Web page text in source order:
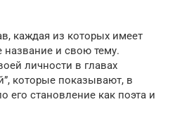
каждая из которых имеет
название и свою тему.
личности в главах
которые показывают, в
его становление как поэта и